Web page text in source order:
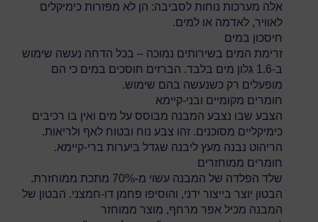
אלה מערכות נוחות לסביבה: הן לא מפזרות כימיקלים
לאוויר, לאדמה או למים.
חיסכון במים
זרימת המים בשירותים נמוכה – בכל הדחה נעשה שימוש
ב-1.6 גלון מים בלבד. הברזים חוסכים במים כי הם
מופעלים רק כשנעשה בהם שימוש.
חומרים מקומיים ובני-קיימא
הצבע שבו נצבע המבנה מבוסס על מים ואין בו רכיבים
כימיקליים מסוכנים. זהו צבע נוח ובטוח לאף ולריאות.
הריהוט נבנה מעץ ליבנה שגדל ביערות ברי-קיימא.
חומרים ממוחזרים
שלד הפלדה של המבנה עשוי מ-70% מתכת ממוחזרת.
הבטון יוצר בייצור ידני, והוסיפו פחמן דו-חמצני. הבטון של
המבנה מכיל אפר מרחף, מוצר ממוחזר